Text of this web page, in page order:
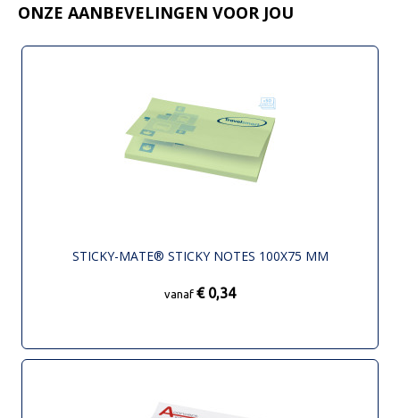
ONZE AANBEVELINGEN VOOR JOU
STICKY-MATE® STICKY NOTES 100X75 MM
vanaf € 0,34